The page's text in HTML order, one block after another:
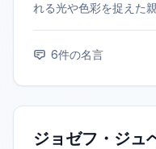
れる光や色彩を捉えた
6件の名言
ジョゼフ・ジュ